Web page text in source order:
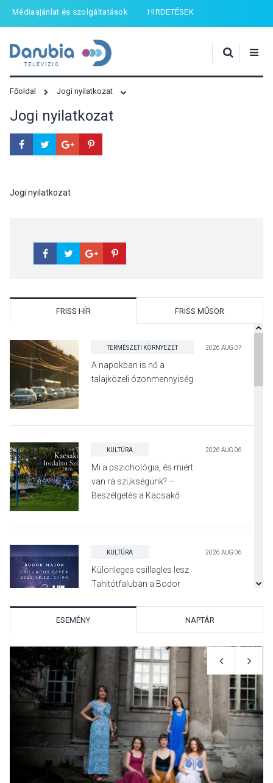
Médiaajánlat és szolgáltatások HIRDETÉSEK
Főoldal Jogi nyilatkozat
Jogi nyilatkozat
Jogi nyilatkozat
FRISS HÍR FRISS MŰSOR
TERMÉSZETI KÖRNYEZET 2026 AUG 07
A napokban is nő a
talajközeli ózonmennyiség
KULTÚRA 2026 AUG 06
Mi a pszichológia, és miért
van rá szükségünk? –
Beszélgetés a Kacsakő
KULTÚRA 2026 AUG 06
Különleges csillagles lesz
Tahitótfaluban a Bodor
2026 AUG 06
Színek, közösség és
hagyomány – kiállítás
nyitotta meg az idei Irány
Surány Fesztivált
KULTÚRA 2026 AUG 05
Mordái folk-rock koncert
ESEMÉNY NAPTÁR